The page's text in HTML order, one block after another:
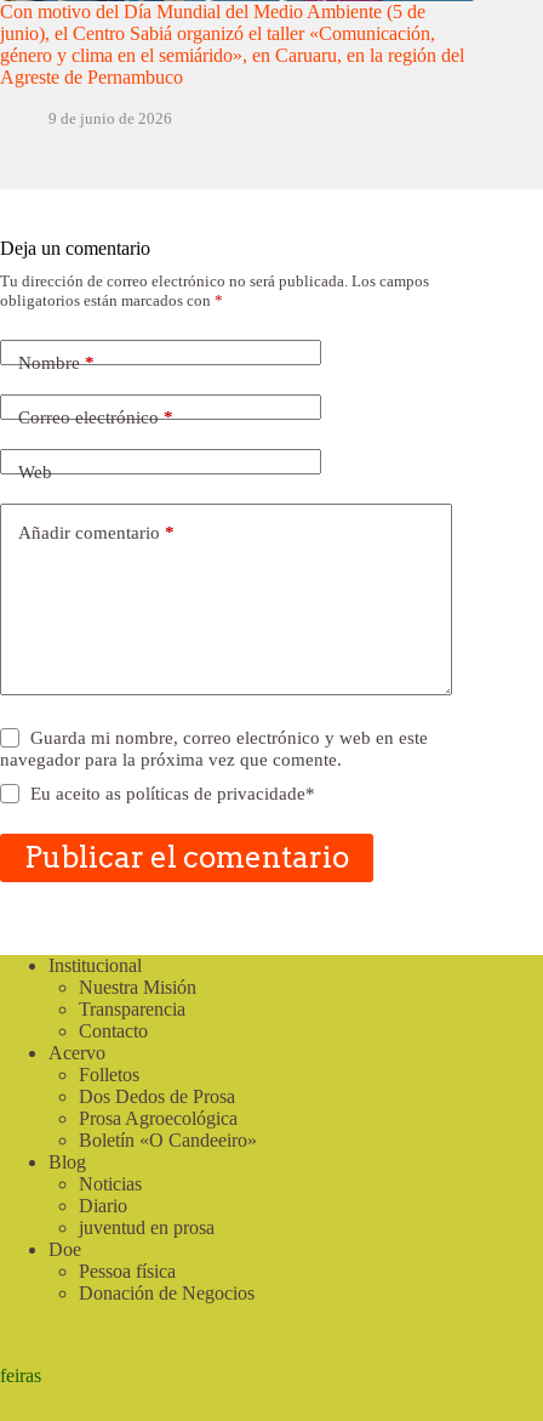
Con motivo del Día Mundial del Medio Ambiente (5 de
junio), el Centro Sabiá organizó el taller «Comunicación,
género y clima en el semiárido», en Caruaru, en la región del
Agreste de Pernambuco
9 de junio de 2026
Deja un comentario
Tu dirección de correo electrónico no será publicada. Los campos
obligatorios están marcados con *
Nombre*
Correo electrónico*
Web
Añadir comentario *
Guarda mi nombre, correo electrónico y web en este
navegador para la próxima vez que comente.
Eu aceito aspolíticas de privacidade*
Publicar el comentario
Institucional
Nuestra Misión
Transparencia
Contacto
Acervo
Folletos
Dos Dedos de Prosa
Prosa Agroecológica
Boletín «O Candeeiro»
Blog
Noticias
Diario
juventud en prosa
Doe
Pessoa física
Donación de Negocios
feiras